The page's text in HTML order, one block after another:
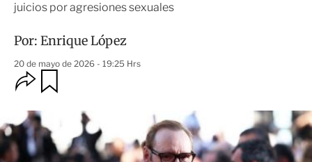
juicios por agresiones sexuales
Por: Enrique López
20 de mayo de 2026 - 19:25 Hrs
O
p
i
o
n
e
r